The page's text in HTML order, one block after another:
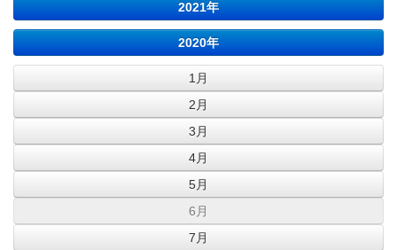
2021年
2020年
1月
2月
3月
4月
5月
6月
7月